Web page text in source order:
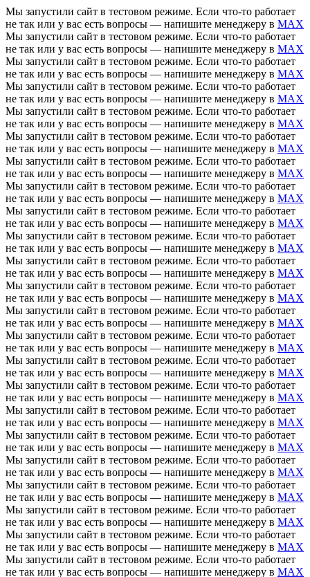
Мы запустили сайт в тестовом режиме. Если что-то работает
не так или у вас есть вопросы — напишите менеджеру в MAX
Мы запустили сайт в тестовом режиме. Если что-то работает
не так или у вас есть вопросы — напишите менеджеру в MAX
Мы запустили сайт в тестовом режиме. Если что-то работает
не так или у вас есть вопросы — напишите менеджеру в MAX
Мы запустили сайт в тестовом режиме. Если что-то работает
не так или у вас есть вопросы — напишите менеджеру в MAX
Мы запустили сайт в тестовом режиме. Если что-то работает
не так или у вас есть вопросы — напишите менеджеру в MAX
Мы запустили сайт в тестовом режиме. Если что-то работает
не так или у вас есть вопросы — напишите менеджеру в MAX
Мы запустили сайт в тестовом режиме. Если что-то работает
не так или у вас есть вопросы — напишите менеджеру в MAX
Мы запустили сайт в тестовом режиме. Если что-то работает
не так или у вас есть вопросы — напишите менеджеру в MAX
Мы запустили сайт в тестовом режиме. Если что-то работает
не так или у вас есть вопросы — напишите менеджеру в MAX
Мы запустили сайт в тестовом режиме. Если что-то работает
не так или у вас есть вопросы — напишите менеджеру в MAX
Мы запустили сайт в тестовом режиме. Если что-то работает
не так или у вас есть вопросы — напишите менеджеру в MAX
Мы запустили сайт в тестовом режиме. Если что-то работает
не так или у вас есть вопросы — напишите менеджеру в MAX
Мы запустили сайт в тестовом режиме. Если что-то работает
не так или у вас есть вопросы — напишите менеджеру в MAX
Мы запустили сайт в тестовом режиме. Если что-то работает
не так или у вас есть вопросы — напишите менеджеру в MAX
Мы запустили сайт в тестовом режиме. Если что-то работает
не так или у вас есть вопросы — напишите менеджеру в MAX
Мы запустили сайт в тестовом режиме. Если что-то работает
не так или у вас есть вопросы — напишите менеджеру в MAX
Мы запустили сайт в тестовом режиме. Если что-то работает
не так или у вас есть вопросы — напишите менеджеру в MAX
Мы запустили сайт в тестовом режиме. Если что-то работает
не так или у вас есть вопросы — напишите менеджеру в MAX
Мы запустили сайт в тестовом режиме. Если что-то работает
не так или у вас есть вопросы — напишите менеджеру в MAX
Мы запустили сайт в тестовом режиме. Если что-то работает
не так или у вас есть вопросы — напишите менеджеру в MAX
Мы запустили сайт в тестовом режиме. Если что-то работает
не так или у вас есть вопросы — напишите менеджеру в MAX
Мы запустили сайт в тестовом режиме. Если что-то работает
не так или у вас есть вопросы — напишите менеджеру в MAX
Мы запустили сайт в тестовом режиме. Если что-то работает
не так или у вас есть вопросы — напишите менеджеру в MAX